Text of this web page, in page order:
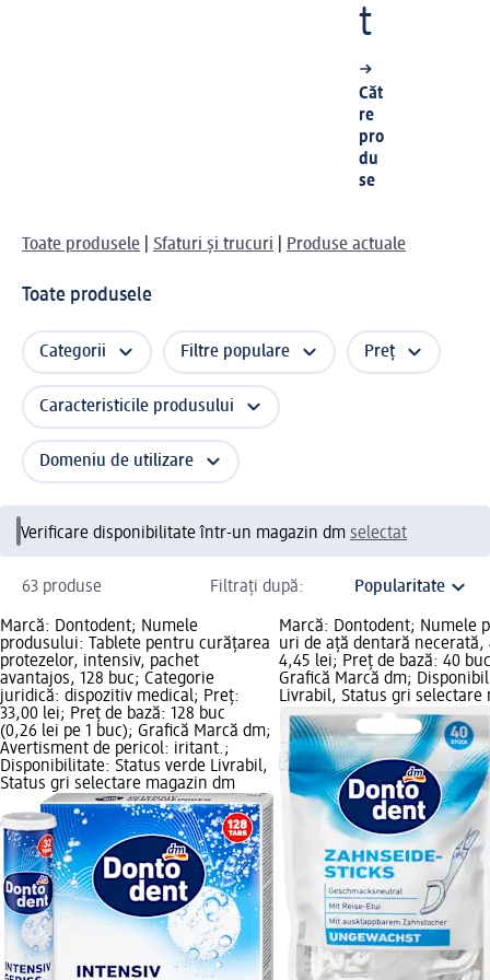
t
Căt
re
pro
du
se
Toate produsele Sfaturi și trucuri Prod use actuale
Toate produsele
Categorii Filtre populare Preț
Caracteristicile produsului
Domeniu de utilizare
Verificare disponibilitate într-un magazin dm selectat
63 produse Filtrați după:
Marcă: Dontodent; Numele
produsului: Tablete pentru curățarea
protezelor, intensiv, pachet
avantajos, 128 buc; Categorie
juridică: dispozitiv medical; Preț:
33,00 lei; Preț de bază: 128 buc
(0,26 lei pe 1 buc); Grafică Marcă dm;
Avertisment de pericol: iritant.;
Disponibilitate: Status verde Livrabil,
Status gri selectare magazin dm
Marcă: Dontodent; Numele
uri de ață dentară necerată,
4,45 lei; Preț de bază: 40
Grafică Marcă dm;
Livrabil, Status gri selectare